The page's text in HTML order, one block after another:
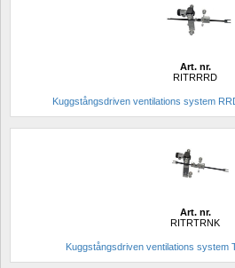
Art. nr.
RITRRRD
Kuggstångsdriven ventilations system
Art. nr.
RITRTRNK
Kuggstångsdriven ventilations system